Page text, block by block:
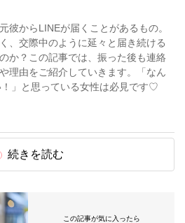
彼からLINEが届くことがあるもの。
、交際中のように延々と届き続ける
か？この記事では、振った後も連絡
理由をご紹介していきます。「なん
」と思っている女性は必見です♡
続きを読む
この記事が気に入ったら